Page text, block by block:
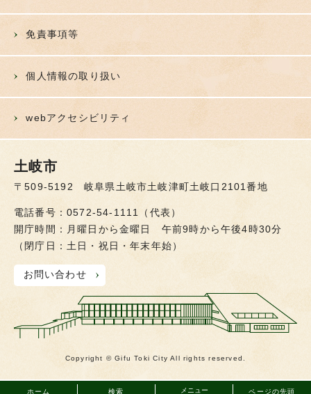
ホーム 検索 メニュー ページの先頭
免責事項等
個人情報の取り扱い
webアクセシビリティ
土岐市
〒509-5192 岐阜県土岐市土岐津町土岐口2101番地
電話番号：0572-54-1111（代表）
開庁時間：月曜日から金曜日 午前9時から午後4時30分
（閉庁日：土日・祝日・年末年始）
お問い合わせ
Copyright © Gifu Toki City All rights reserved.